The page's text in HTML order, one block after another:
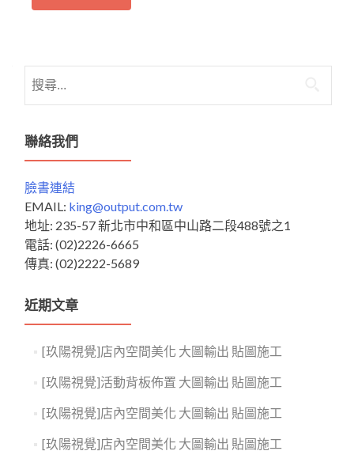
尋
鍵
字:
聯絡我們
臉書連結
EMAIL: king@output.com.tw
地址: 235-57 新北市中和區中山路二段488號之1
電話: (02)2226-6665
傳真: (02)2222-5689
近期文章
[玖陽視覺]店內空間美化 大圖輸出 貼圖施工
[玖陽視覺]活動背板佈置 大圖輸出 貼圖施工
[玖陽視覺]店內空間美化 大圖輸出 貼圖施工
[玖陽視覺]店內空間美化 大圖輸出 貼圖施工